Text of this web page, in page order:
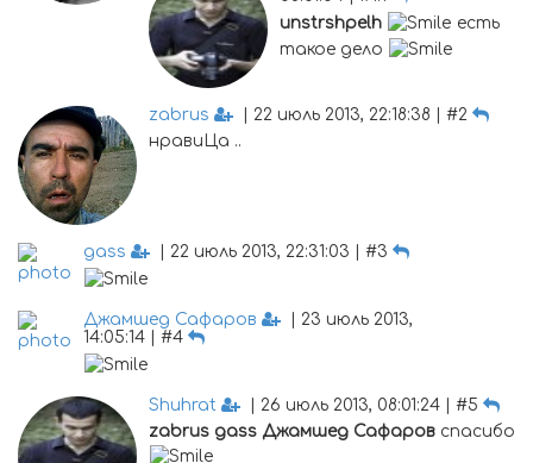
unstrshpelh
есть
такое дело
zabrus
| 22 июль 2013, 22:18:38 | #2
нравиЦа ..
gass | 22 июль 2013, 22:31:03 | #3
Джамшед Сафаров
| 23 июль 2013,
14:05:14 | #4
Shuhrat
| 26 июль 2013, 08:01:24 | #5
zabrus gass Джамшед Сафаров спасибо